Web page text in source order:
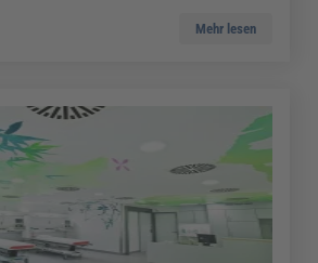
Mehr lesen